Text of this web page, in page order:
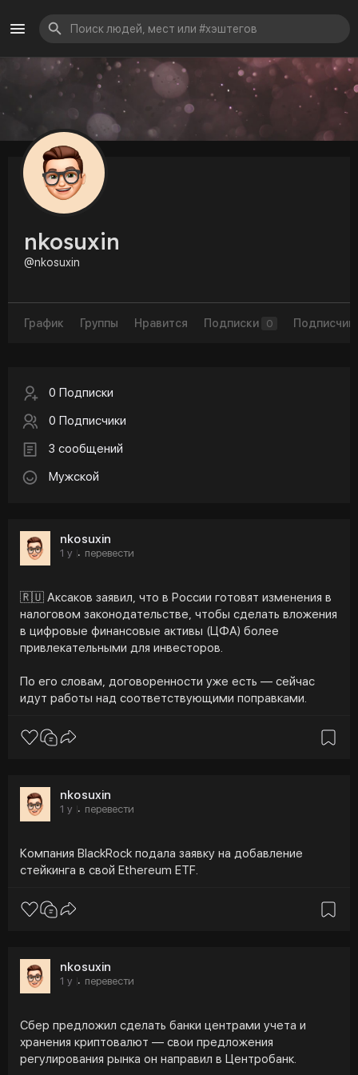
nkosuxin
@nkosuxin
График Группы Нравится Подписки 0
0 Подписки
0 Подписчики
3 сообщений
Мужской
nkosuxin
1 y · перевести
🇷🇺 Аксаков заявил, что в России готовят изменения в
налоговом законодательстве, чтобы сделать вложения
в цифровые финансовые активы (ЦФА) более
привлекательными для инвесторов.
По его словам, договоренности уже есть — сейчас
идут работы над соответствующими поправками.
nkosuxin
1 y · перевести
Компания BlackRock подала заявку на добавление
стейкинга в свой Ethereum ETF.
nkosuxin
1 y · перевести
Сбер предложил сделать банки центрами учета и
хранения криптовалют — свои предложения
регулирования рынка он направил в Центробанк.